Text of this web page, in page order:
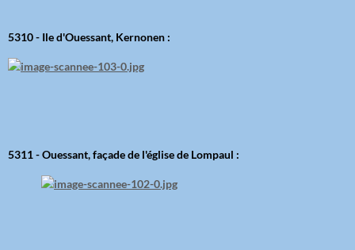
5310 - Ile d'Ouessant, Kernonen :
5311 - Ouessant, façade de l'église de Lompaul :